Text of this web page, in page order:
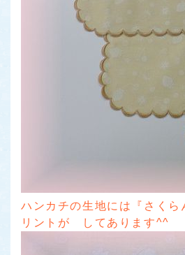
ハンカチの生地には『さく
リントが してあります^^